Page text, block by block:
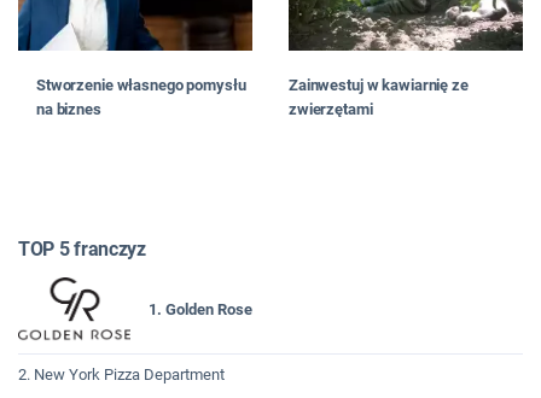
Stworzenie własnego pomysłu
na biznes
Zainwestuj w kawiarnię ze
zwierzętami
TOP 5 franczyz
1. Golden Rose
2. New York Pizza Department